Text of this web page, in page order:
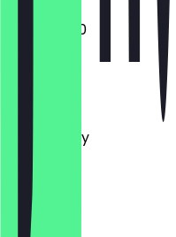
11:00 - 22:30
Wednesday
Thursday
Friday
Saturday
Sunday